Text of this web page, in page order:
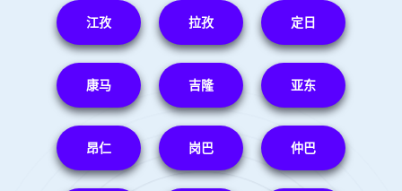
江孜 拉孜 定日
康马 吉隆 亚东
昂仁 岗巴 仲巴